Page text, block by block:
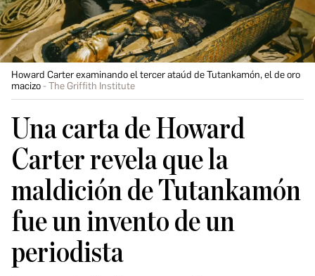
Howard Carter examinando el tercer ataúd de Tutankamón, el de oro
macizo
The Griffith Institute
Una carta de Howard
Carter revela que la
maldición de Tutankamón
fue un invento de un
periodista